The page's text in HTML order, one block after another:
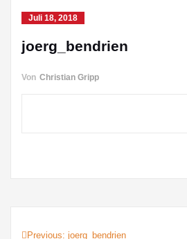
Juli 18, 2018
joerg_bendrien
Von Christian Gripp
Previous: joerg_bendrien